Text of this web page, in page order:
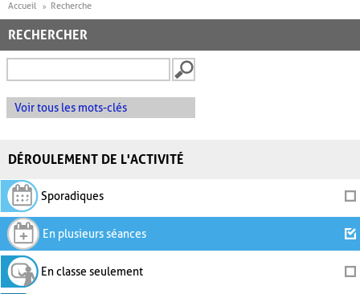
Accueil Recherche
RECHERCHER
Voir tous les mots-clés
DÉROULEMENT DE L'ACTIVITÉ
Sporadiques
En plusieurs séances
En classe seulement